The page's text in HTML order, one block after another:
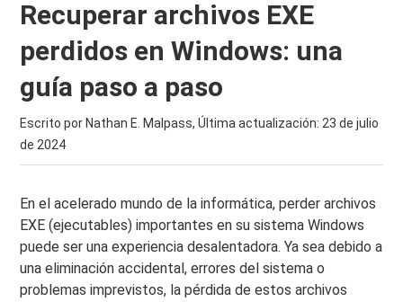
Recuperar archivos EXE
perdidos en Windows: una
guía paso a paso
Escrito por Nathan E. Malpass, Última actualización: 23 de julio
de 2024
En el acelerado mundo de la informática, perder archivos
EXE (ejecutables) importantes en su sistema Windows
puede ser una experiencia desalentadora. Ya sea debido a
una eliminación accidental, errores del sistema o
problemas imprevistos, la pérdida de estos archivos